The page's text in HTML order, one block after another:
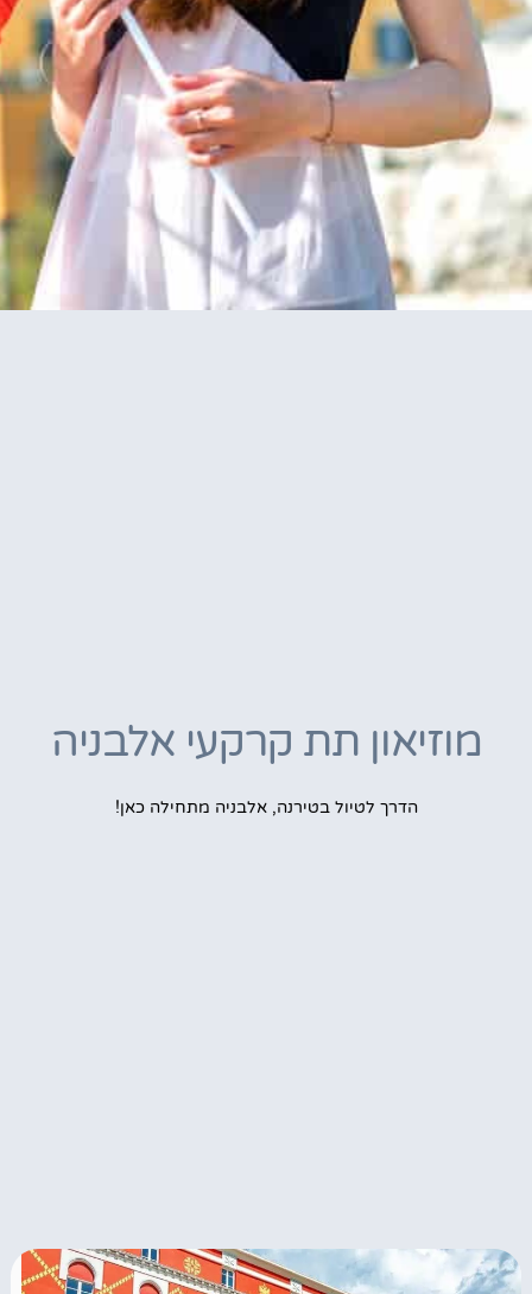
מוזיאון תת קרקעי אלבניה
הדרך לטיול בטירנה, אלבניה מתחילה כאן!